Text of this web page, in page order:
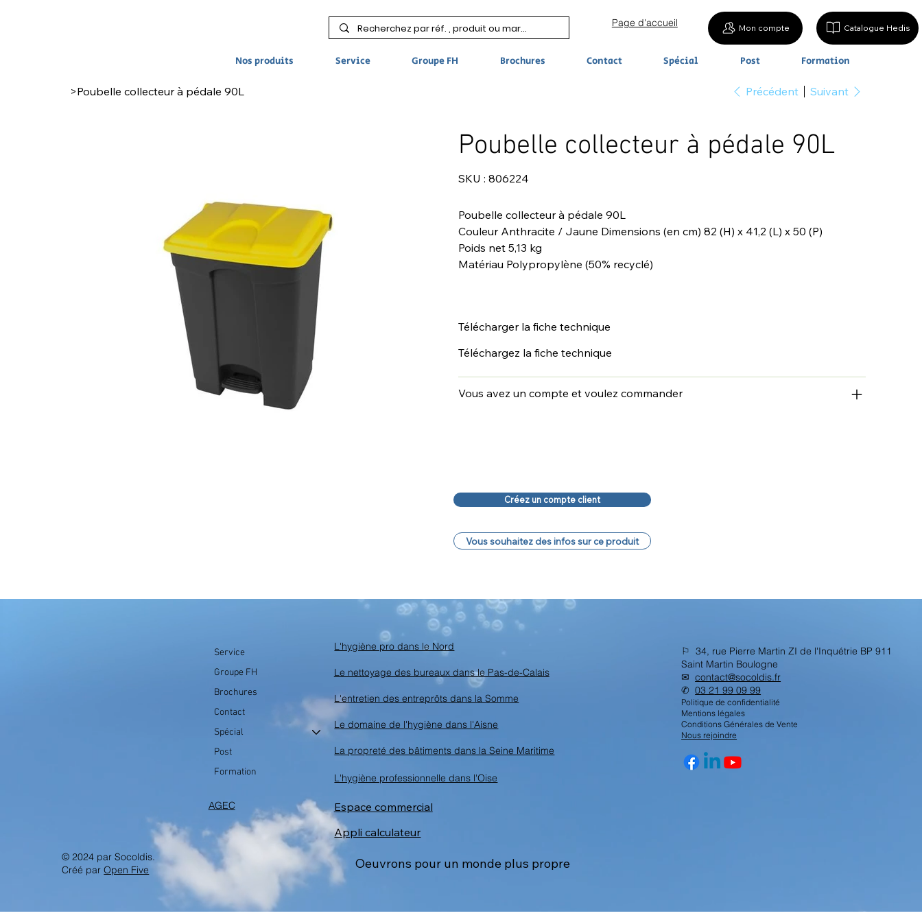
Page d'accueil Mon compte Catalogue Hedis
Nos produits Service Groupe FH Brochures Contact Spécial Post Formation
>Poubelle collecteur à pédale 90L Précédent Suivant
Poubelle collecteur à pédale 90L
SKU : SKU
806224
806224
Poubelle collecteur à pédale 90L
Couleur Anthracite / Jaune Dimensions (en cm) 82 (H) x 41,2 (L) x 50 (P)
Poids net 5,13 kg
Matériau Polypropylène (50% recyclé)
Télécharger la fiche technique
Téléchargez la fiche technique
Vous avez un compte et voulez commander
Vous souhaitez des infos sur ce produit
Créez un compte client
Service
Groupe FH
Brochures
Contact
Spécial
Post
Formation
AGEC
L'hygiène pro dans le Nord
Le nettoyage des bureaux dans le Pas-de-Calais
L'entretien des entreprôts dans la Somme
Le domaine de l'hygiène dans l'Aisne
La propreté des bâtiments dans la Seine Maritime
L'hygiène professionnelle dans l'Oise
Espace commercial
Appli calculateur
⚐ 34, rue Pierre Martin ZI de l'Inquétrie BP 911
Saint Martin Boulogne
✉︎contact@socoldis.fr
✆03 21 99 09 99
Politique de confidentialité
Mentions légales
Conditions Générales de Vente
Nous rejoindre
© 2024 par Socoldis.
Créé parOpen Five Oeuvrons pour un monde plus propre